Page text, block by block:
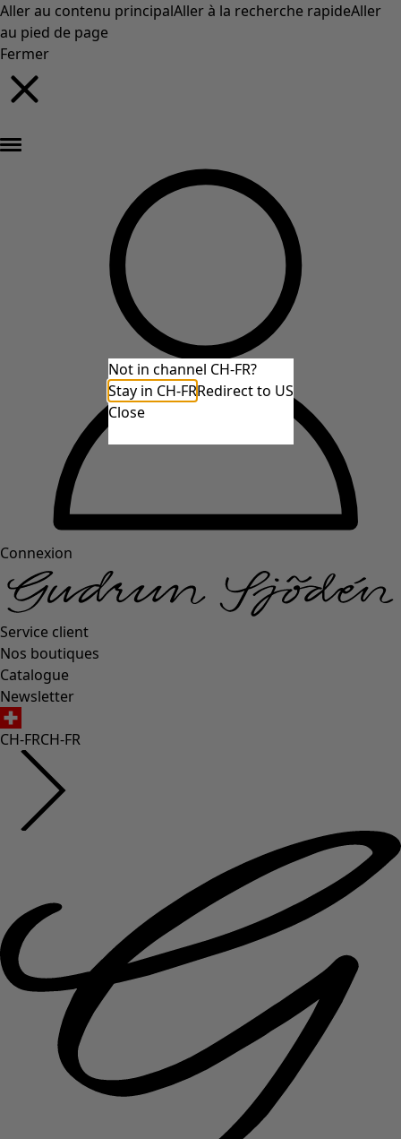
Aller au contenu principalAller à la recherche rapideAller
au pied de page
Fermer
Connexion
Service client
Nos boutiques
Catalogue
Newsletter
CH-FRCH-FR
Not in channel CH-FR?
Stay in CH-FRRedirect to US
Close